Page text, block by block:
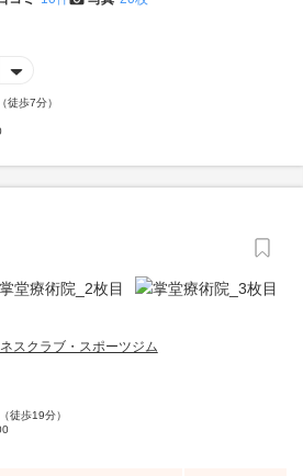
徒歩7分）
スクラブ・スポーツジム
徒歩19分）